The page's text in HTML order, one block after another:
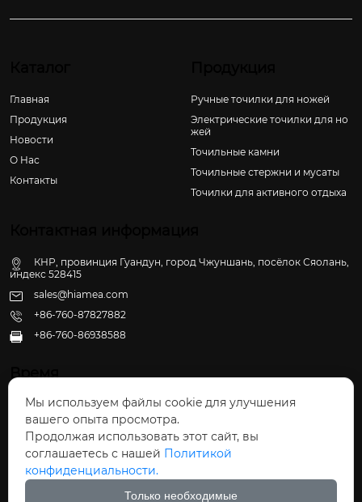
Главная
Продукция
Новости
О Hас
Контакты
Ручные точилки для ножей
Электрические точилки для но
жей
Точильные камни
Точильные стержни и мусаты
Точилки для активного отдыха
КНР, провинция Гуандун, город Чжуншань, посёлок Сяолань,
индекс 528415
sales@hiamea.com
+86-760-87827882
 +86-760-86938588
Время
Пн - Пт: 09:30 - 22:00
Сб - Вс: 10:00 - 22:30
Мы используем файлы cookie для улучшения
вашего опыта просмотра.
Продолжая использовать этот сайт, вы
соглашаетесь с нашей Политикой
конфиденциальности.
Только необходимые